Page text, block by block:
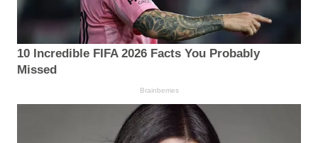
10 Incredible FIFA 2026 Facts You Probably
Missed
Brainberries